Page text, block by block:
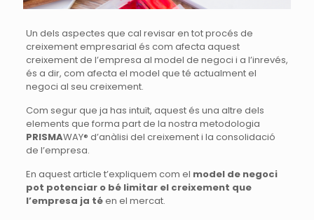
Un dels aspectes que cal revisar en tot procés de
creixement empresarial és com afecta aquest
creixement de l’empresa al model de negoci i a l’inrevés,
és a dir, com afecta el model que té actualment el
negoci al seu creixement.
Com segur que ja has intuït, aquest és una altre dels
elements que forma part de la nostra metodologia
PRISMAWAY® d’anàlisi del creixement i la consolidació
de l’empresa.
En aquest article t’expliquem com el model de negoci
pot potenciar o bé limitar el creixement que
l’empresa ja téen el mercat.